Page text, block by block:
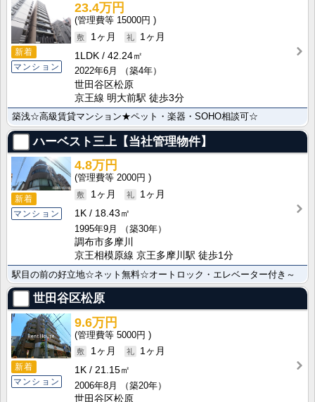
新着
マンション
23.4万円
15000円
1ヶ月
1ヶ月
1LDK
42.24㎡
2022年6月
（築4年）
世田谷区松原
京王線 明大前駅 徒歩3分
築浅☆高級賃貸マンション★ペット・楽器・SOHO相談可☆
ハーベスト三上【当社管理物件】
新着
マンション
4.8万円
2000円
1ヶ月
1ヶ月
1K
18.43㎡
1995年9月
（築30年）
調布市多摩川
京王相模原線 京王多摩川駅 徒歩1分
駅目の前の好立地☆ネット無料☆オートロック・エレベーター付き～
世田谷区松原
新着
マンション
9.6万円
5000円
1ヶ月
1ヶ月
1K
21.15㎡
2006年8月
（築20年）
世田谷区松原